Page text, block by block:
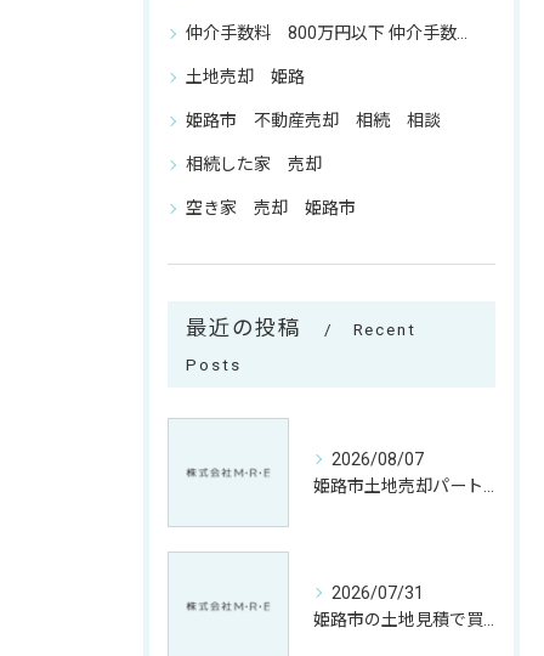
仲介手数料 800万円以下 仲介手数料 相談
土地売却 姫路
姫路市 不動産売却 相続 相談
相続した家 売却
空き家 売却 姫路市
最近の投稿
Recent
Posts
2026/08/07
2026/07/31